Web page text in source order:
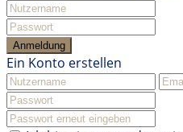
Anmeldung
Ein Konto erstellen